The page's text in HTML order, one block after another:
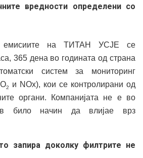
вредности определени со
емисиите на ТИТАН УСЈЕ се
365 дена во годината од страна
систем за мониторинг
2
и NOx), кои се контролирани од
органи. Компанијата не е во
било начин да влијае врз
запира доколку филтрите не